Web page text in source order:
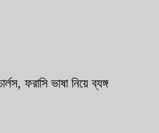
ফরাসি ভাষা নিয়ে ব্যঙ্গ